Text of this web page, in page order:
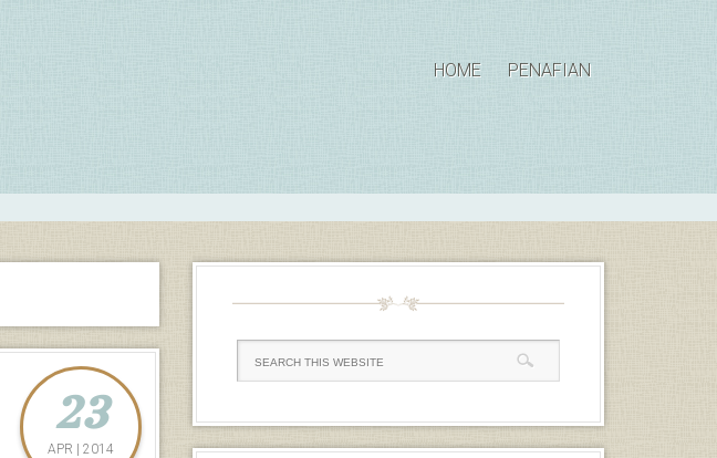
HOME PENAFIAN
23
APR | 2014